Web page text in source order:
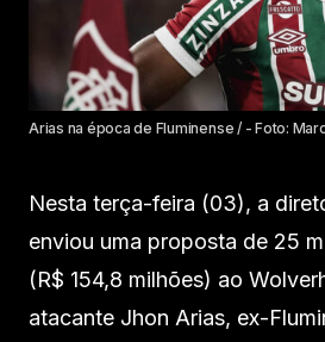
Arias na época de Fluminense / - Foto:
Nesta terça-feira (03), a
enviou uma proposta de 25
(R$ 154,8 milhões) ao
atacante Jhon Arias, ex-